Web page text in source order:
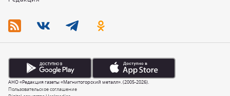
Пользовательское соглашение
АНО «Редакция газеты «Магнитогорский металл». (2005-2026).